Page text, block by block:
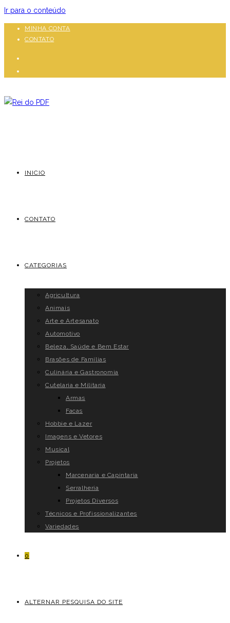
Ir para o conteúdo
MINHA CONTA
CONTATO
INICIO
CONTATO
CATEGORIAS
Agricultura
Animais
Arte e Artesanato
Automotivo
Beleza, Saúde e Bem Estar
Brasões de Famílias
Culinária e Gastronomia
Cutelaria e Militaria
Armas
Facas
Hobbie e Lazer
Imagens e Vetores
Musical
Projetos
Marcenaria e Capintaria
Serralheria
Projetos Diversos
Técnicos e Profissionalizantes
Variedades
0
ALTERNAR PESQUISA DO SITE